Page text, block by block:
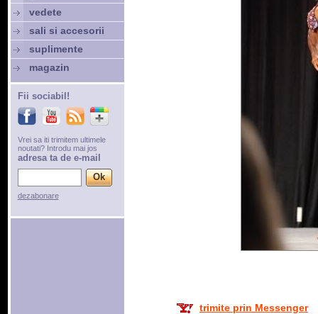
trimite prin Messenger
vedete
sali si accesorii
suplimente
magazin
Fii sociabil!
Vrei sa iti trimitem ultimele
noutati? Introdu mai jos
adresa ta de e-mail
dezabonare